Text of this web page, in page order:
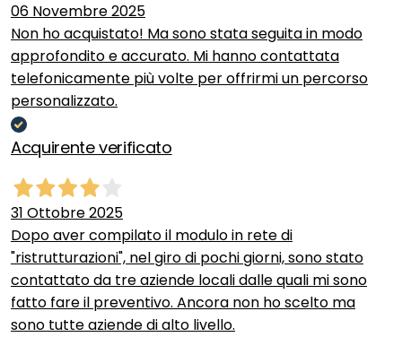
06 Novembre 2025
Non ho acquistato! Ma sono stata seguita in modo
approfondito e accurato. Mi hanno contattata
telefonicamente più volte per offrirmi un percorso
personalizzato.
Acquirente verificato
31 Ottobre 2025
Dopo aver compilato il modulo in rete di
"ristrutturazioni", nel giro di pochi giorni, sono stato
contattato da tre aziende locali dalle quali mi sono
fatto fare il preventivo. Ancora non ho scelto ma
sono tutte aziende di alto livello.